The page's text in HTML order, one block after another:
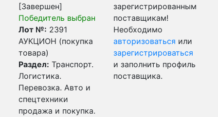
[Завершен]
Победитель выбран
Лот №: 2391
АУКЦИОН (покупка
товара)
Раздел: Транспорт.
Логистика.
Перевозка. Авто и
спецтехники
продажа и покупка.
зарегистрированным
поставщикам!
Необходимо
авторизоваться или
зарегистрироваться
и заполнить профиль
поставщика.